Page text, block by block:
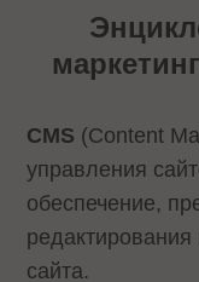
CMS (Content
управления
обеспечение,
сайта.